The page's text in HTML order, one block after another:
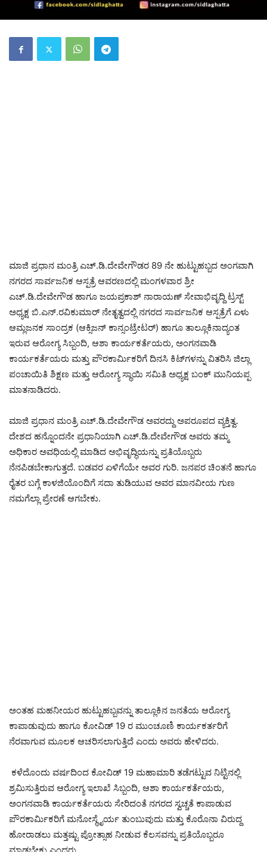
ಮಾಜಿ ಪ್ರಧಾನ ಮಂತ್ರಿ ಎಚ್.ಡಿ.ದೇವೇಗೌಡರ 89 ನೇ ಹುಟ್ಟುಹಬ್ಬದ ಅಂಗವಾಗಿ
ನಗರದ ಸಾರ್ವಜನಿಕ ಆಸ್ಪತ್ರೆ ಆವರಣದಲ್ಲಿ ಮಂಗಳವಾರ ಶ್ರೀ
ಎಚ್.ಡಿ.ದೇವೇಗೌಡ ಹಾಗೂ ಜಯಪ್ರಕಾಶ್ ನಾರಾಯಣ್ ಸೇವಾಭಿವೃದ್ದಿ ಟ್ರಸ್ಟ್
ಅಧ್ಯಕ್ಷ ಬಿ.ಎನ್.ರವಿಕುಮಾರ್ ನೇತೃತ್ವದಲ್ಲಿ ನಗರದ ಸಾರ್ವಜನಿಕ ಆಸ್ಪತ್ರೆಗೆ ಏಳು
ಆಮ್ಲಜನಕ ಸಾಂದ್ರಕ (ಆಕ್ಸಿಜನ್ ಕಾನ್ಸಂಟ್ರೇಟರ್) ಹಾಗೂ ತಾಲ್ಲೂಕಿನಾದ್ಯಂತ
ಇರುವ ಆರೋಗ್ಯ ಸಿಬ್ಬಂದಿ, ಆಶಾ ಕಾರ್ಯಕರ್ತೆಯರು, ಅಂಗನವಾಡಿ
ಕಾರ್ಯಕರ್ತೆಯರು ಮತ್ತು ಪೌರಕಾರ್ಮಿಕರಿಗೆ ದಿನಸಿ ಕಿಟ್‌ಗಳನ್ನು ವಿತರಿಸಿ ಜಿಲ್ಲಾ
ಪಂಚಾಯಿತಿ ಶಿಕ್ಷಣ ಮತ್ತು ಆರೋಗ್ಯ ಸ್ಥಾಯಿ ಸಮಿತಿ ಅಧ್ಯಕ್ಷ ಬಂಕ್ ಮುನಿಯಪ್ಪ
ಮಾತನಾಡಿದರು.
ಮಾಜಿ ಪ್ರಧಾನ ಮಂತ್ರಿ ಎಚ್.ಡಿ.ದೇವೇಗೌಡ ಅವರದ್ದು ಅಪರೂಪದ ವ್ಯಕ್ತಿತ್ವ.
ದೇಶದ ಹನ್ನೊಂದನೇ ಪ್ರಧಾನಿಯಾಗಿ ಎಚ್.ಡಿ.ದೇವೇಗೌಡ ಅವರು ತಮ್ಮ
ಅಧಿಕಾರ ಅವಧಿಯಲ್ಲಿ ಮಾಡಿದ ಅಭಿವೃದ್ಧಿಯನ್ನು ಪ್ರತಿಯೊಬ್ಬರು
ನೆನಪಿಡಬೇಕಾಗುತ್ತದೆ. ಬಡವರ ಏಳಿಗೆಯೇ ಅವರ ಗುರಿ. ಜನಪರ ಚಿಂತನೆ ಹಾಗೂ
ರೈತರ ಬಗ್ಗೆ ಕಾಳಜಿಯೊಂದಿಗೆ ಸದಾ ತುಡಿಯುವ ಅವರ ಮಾನವೀಯ ಗುಣ
ನಮಗೆಲ್ಲಾ ಪ್ರೇರಣೆ ಆಗಬೇಕು.
ಅಂತಹ ಮಹನೀಯರ ಹುಟ್ಟುಹಬ್ಬವನ್ನು ತಾಲ್ಲೂಕಿನ ಜನತೆಯ ಆರೋಗ್ಯ
ಕಾಪಾಡುವುದು ಹಾಗೂ ಕೋವಿಡ್ 19 ರ ಮುಂಚೂಣಿ ಕಾರ್ಯಕರ್ತರಿಗೆ
ನೆರವಾಗುವ ಮೂಲಕ ಆಚರಿಸಲಾಗುತ್ತಿದೆ ಎಂದು ಅವರು ಹೇಳಿದರು.
ಕಳೆದೊಂದು ವರ್ಷದಿಂದ ಕೋವಿಡ್ 19 ಮಹಾಮಾರಿ ತಡೆಗಟ್ಟುವ ನಿಟ್ಟಿನಲ್ಲಿ
ಶ್ರಮಿಸುತ್ತಿರುವ ಆರೋಗ್ಯ ಇಲಾಖೆ ಸಿಬ್ಬಂದಿ, ಆಶಾ ಕಾರ್ಯಕರ್ತೆಯರು,
ಅಂಗನವಾಡಿ ಕಾರ್ಯಕರ್ತೆಯರು ಸೇರಿದಂತೆ ನಗರದ ಸ್ವಚ್ಚತೆ ಕಾಪಾಡುವ
ಪೌರಕಾರ್ಮಿಕರಿಗೆ ಮನೋಸ್ಥೈರ್ಯ ತುಂಬುವುದು ಮತ್ತು ಕೊರೊನಾ ವಿರುದ್ದ
ಹೋರಾಡಲು ಮತ್ತಷ್ಟು ಪ್ರೋತ್ಸಾಹ ನೀಡುವ ಕೆಲಸವನ್ನು ಪ್ರತಿಯೊಬ್ಬರೂ